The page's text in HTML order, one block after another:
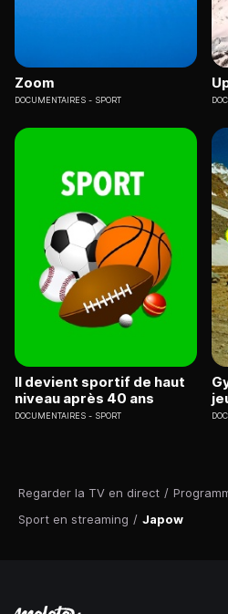
Regarder la TV en direct /
Sport en streaming / Japow
Zoom
DOCUMENTAIRES SPORT
Il devient sportif de haut
niveau après 40 ans
DOCUMENTAIRES SPORT